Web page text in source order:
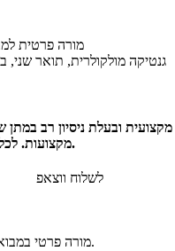
מורה פרטית
גנטיקה מולקולרית, תואר שני,
ובעלת ניסיון רב במתן
מקצועות. לכל הגילאים, בכל הרמות.
לשלוח ווצאפ